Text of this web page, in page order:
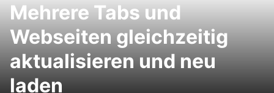
Mehrere Tabs und
Webseiten gleichzeitig
aktualisieren und neu
laden